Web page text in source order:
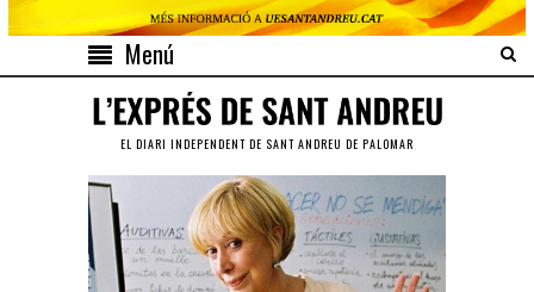
Menú
EL DIARI INDEPENDENT DE SANT ANDREU DE PALOMAR